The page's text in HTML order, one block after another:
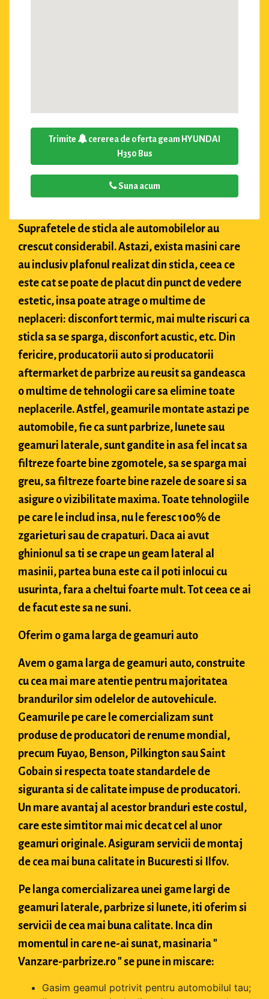
Trimite
cererea de oferta geam HYUNDAI
H350 Bus
Suna acum
Suprafetele de sticla ale automobilelor au
crescut considerabil. Astazi, exista masini care
au inclusiv plafonul realizat din sticla, ceea ce
este cat se poate de placut din punct de vedere
estetic, insa poate atrage o multime de
neplaceri: disconfort termic, mai multe riscuri ca
sticla sa se sparga, disconfort acustic, etc. Din
fericire, producatorii auto si producatorii
aftermarket de parbrize au reusit sa gandeasca
o multime de tehnologii care sa elimine toate
neplacerile. Astfel, geamurile montate astazi pe
automobile, fie ca sunt parbrize, lunete sau
geamuri laterale, sunt gandite in asa fel incat sa
filtreze foarte bine zgomotele, sa se sparga mai
greu, sa filtreze foarte bine razele de soare si sa
asigure o vizibilitate maxima. Toate tehnologiile
pe care le includ insa, nu le feresc 100% de
zgarieturi sau de crapaturi. Daca ai avut
ghinionul sa ti se crape un geam lateral al
masinii, partea buna este ca il poti inlocui cu
usurinta, fara a cheltui foarte mult. Tot ceea ce ai
de facut este sa ne suni.
Oferim o gama larga de geamuri auto
Avem o gama larga de geamuri auto, construite
cu cea mai mare atentie pentru majoritatea
brandurilor sim odelelor de autovehicule.
Geamurile pe care le comercializam sunt
produse de producatori de renume mondial,
precum Fuyao, Benson, Pilkington sau Saint
Gobain si respecta toate standardele de
siguranta si de calitate impuse de producatori.
Un mare avantaj al acestor branduri este costul,
care este simtitor mai mic decat cel al unor
geamuri originale. Asiguram servicii de montaj
de cea mai buna calitate in Bucuresti si Ilfov.
Pe langa comercializarea unei game largi de
geamuri laterale, parbrize si lunete, iti oferim si
servicii de cea mai buna calitate. Inca din
momentul in care ne-ai sunat, masinaria "
Vanzare-parbrize.ro " se pune in miscare:
Gasim geamul potrivit pentru automobilul tau;